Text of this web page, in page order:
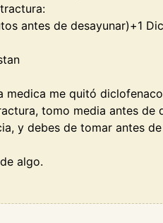
antes de desayunar)+1
medica me quitó
tomo media antes
y debes de tomar antes
algo.